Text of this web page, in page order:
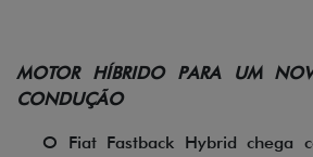
MOTOR HÍBRIDO PARA UM
CONDUÇÃO
O Fiat Fastback Hybrid chega